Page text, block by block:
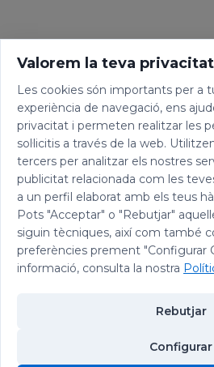
Valorem la teva privacitat
Les cookies són importants per a
experiència de navegació, ens
privacitat i permeten realitzar les
sol·licitis a través de la web.
tercers per analitzar els nostres
publicitat relacionada com les
a un perfil elaborat amb els teus
Pots "Acceptar" o "Rebutjar"
siguin tècniques, així com també
preferències prement "Configurar
informació, consulta la nostra
Rebutjar
Configurar